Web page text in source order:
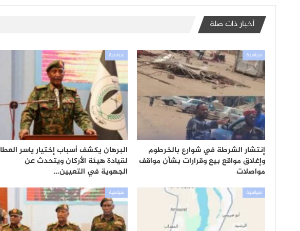
أخبار ذات صلة
سياسية
إنتشار الشرطة في شوارع بالخرطوم
وإغلاق مواقع بيع وقرارات بشأن مواقف
مواصلات
سياسية
البرهان يكشف أسباب إختيار ياسر العطا
لقيادة هيئة الأركان ويتحدث عن
الجهوية في التعيين…
سياسية سياسية